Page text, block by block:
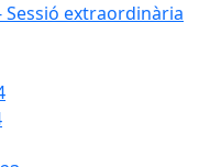
Sessió extraordinària